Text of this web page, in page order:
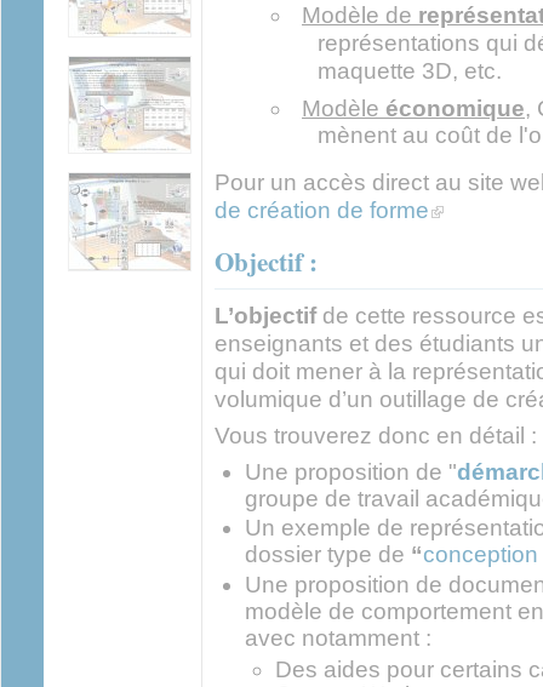
Modèle de
représentations qui
maquette 3D, etc.
Modèle économique,
mènent au coût de
Pour un accès direct au site
de création de forme(link is
Objectif :
L’objectifde cette ressource
enseignants et des étudiants
qui doit mener à la
volumique d’un outillage de
Vous trouverez donc en détail :
Une proposition de "
groupe de travail
Un exemple de
dossier type de “
Une proposition de
modèle de comportement
avec notamment :
Des aides pour certains